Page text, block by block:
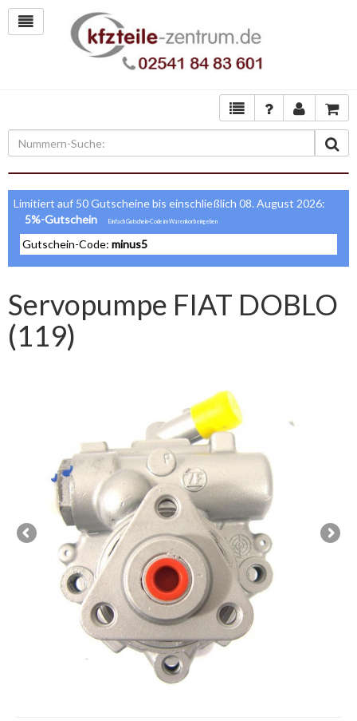
Limitiert auf 50 Gutscheine bis einschließlich 08. August 2026:
5%-Gutschein
Gutschein-Code: minus5
Servopumpe FIAT DOBLO
(119)